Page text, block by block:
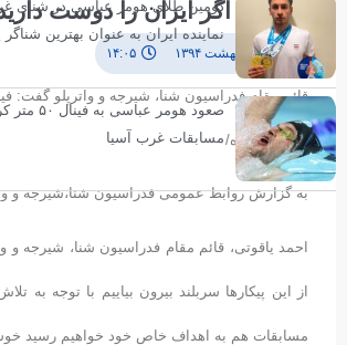
یاقوتی: اگر ایران را دوست
۲۴ اردیبهشت ۱۳۹۴ ۱۴:۰۵
قائم مقام فدراسیون شنا، شیرجه و واترپلو گفت:
انسیه ورزنده/
به گزارش روابط عمومی فدراسیون شنا،شیرجه و
احمد یاقوتی، قائم مقام فدراسیون شنا، شیرجه و
از این پیکارها سربلند بیرون بیاییم با توجه
مسابقات هم به اهداف خاص خود خواهیم رسید
دومین طلای هومر عباسی در شنای
نماینده ایران به عنوان بهترین شناگر
صعود هومر
مسابقات غرب آسیا